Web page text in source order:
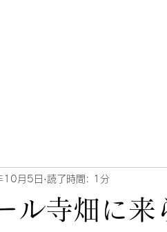
ル寺畑に来
月5日 読了時間: 1分